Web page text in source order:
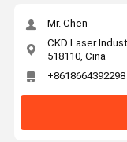
Mr. Chen
CKD Laser
518110, Cina
+8618664392298